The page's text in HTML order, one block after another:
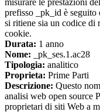
misurare le prestazioni
prefisso _pk_id è seguito
si ritiene sia un codice di
cookie.
Durata: 1 anno
Nome: _pk_ses.1.ac28
Tipologia: analitico
Proprieta: Prime Parti
Descrizione: Questo
analisi web open source
proprietari di siti Web a